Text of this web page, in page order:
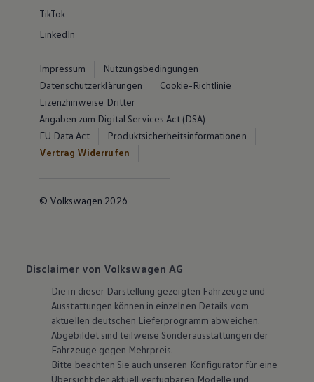
TikTok
LinkedIn
Impressum
Nutzungsbedingungen
Datenschutzerklärungen
Cookie-Richtlinie
Lizenzhinweise Dritter
Angaben zum Digital Services Act (DSA)
EU Data Act
Produktsicherheitsinformationen
Vertrag Widerrufen
© Volkswagen 2026
Disclaimer von Volkswagen AG
Die in dieser Darstellung gezeigten Fahrzeuge und
Ausstattungen können in einzelnen Details vom
aktuellen deutschen Lieferprogramm abweichen.
Abgebildet sind teilweise Sonderausstattungen der
Fahrzeuge gegen Mehrpreis.
Bitte beachten Sie auch unseren Konfigurator für eine
Übersicht der aktuell verfügbaren Modelle und